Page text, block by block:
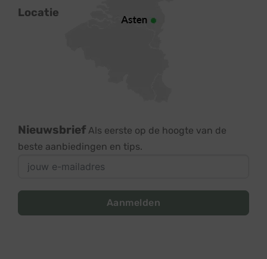
Locatie
Nieuwsbrief Als eerste op de hoogte van de
beste aanbiedingen en tips.
Aanmelden